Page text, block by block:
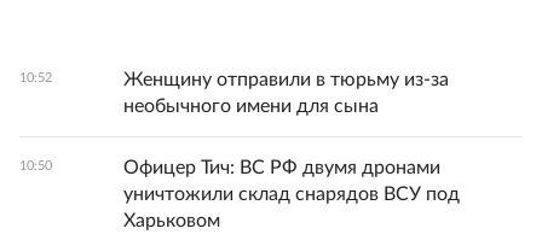
10:52
Женщину отправили в тюрьму из-за
необычного имени для сына
10:50
Офицер Тич: ВС РФ двумя дронами
уничтожили склад снарядов ВСУ под
Харьковом